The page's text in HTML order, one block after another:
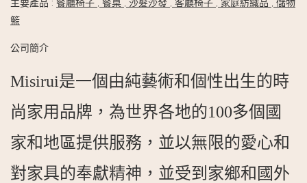
主要產品 : 餐廳椅子 餐桌 沙髮沙發 客廳椅子 家庭紡織品
儲物
籃
公司簡介
Misirui是一個由純藝術和個性出生的時
尚家用品牌，為世界各地的100多個國
家和地區提供服務，並以無限的愛心和
對家具的奉獻精神，並受到家鄉和國外